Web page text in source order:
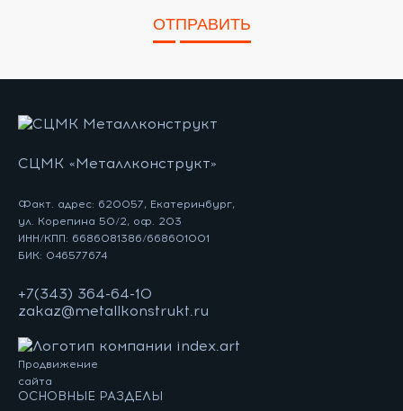
ОТПРАВИТЬ
СЦМК «Металлконструкт»
Факт. адрес: 620057, Екатеринбург,
ул. Корепина 50/2, оф. 203
ИНН/КПП: 6686081386/668601001
БИК: 046577674
+7(343) 364-64-10
zakaz@metallkonstrukt.ru
Продвижение
сайта
ОСНОВНЫЕ РАЗДЕЛЫ